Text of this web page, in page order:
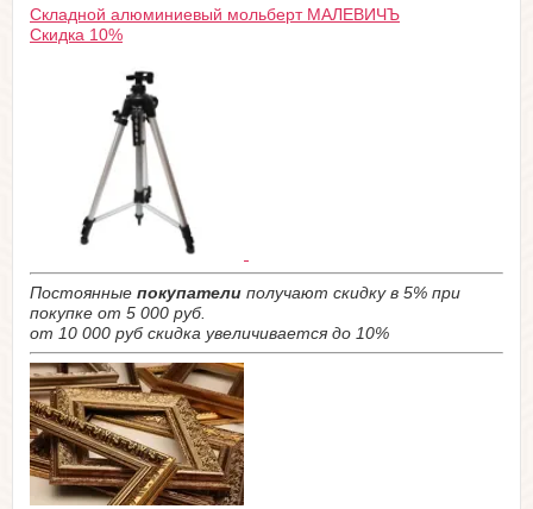
Складной алюминиевый мольберт МАЛЕВИЧЪ
Скидка 10%
Постоянные покупатели получают скидку в 5% при
покупке от 5 000 руб.
от 10 000 руб скидка увеличивается до 10%